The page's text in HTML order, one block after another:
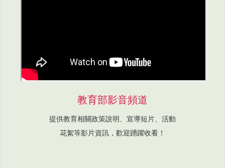
教育部影音頻道
提供教育相關政策說明、宣導短片、活動
花絮等影片資訊，歡迎踴躍收看！